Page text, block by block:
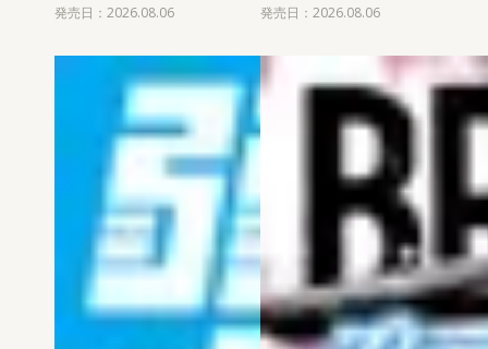
発売日：2026.08.06
発売日：2026.08.06